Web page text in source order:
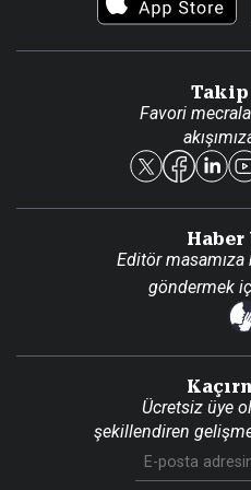
Reklam Ver
Takip
Favori
Haber
Editör
göndermek
Ücretsiz üye
şekillendiren